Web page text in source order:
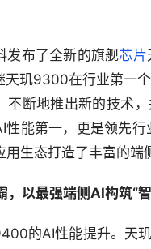
发布了全新的旗舰芯片
天玑9300在行业第一
不断地推出新的技术
性能第一，更是领先
用生态打造了丰富的端
，以最强端侧AI构筑“
的AI性能提升。天